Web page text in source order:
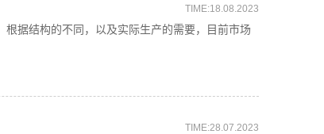
TIME:18.08.2023
结构的不同，以及实际生产的需要，目前市场
TIME:28.07.2023